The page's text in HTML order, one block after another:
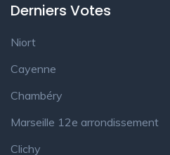
Derniers Votes
Niort
Cayenne
Chambéry
Marseille 12e arrondissement
Clichy